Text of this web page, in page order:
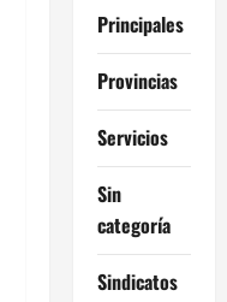
Principales
Provincias
Servicios
Sin
categoría
Sindicatos